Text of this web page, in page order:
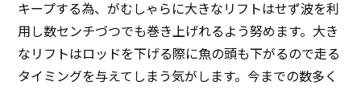
キープする為、がむしゃらに大きなリフトはせず波を利
用し数センチづつでも巻き上げれるよう努めます。大き
なリフトはロッドを下げる際に魚の頭も下がるので走る
タイミングを与えてしまう気がします。今までの数多く